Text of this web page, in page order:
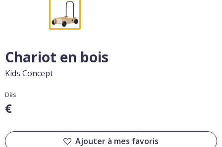
Chariot en bois
Kids Concept
Dès
€
Ajouter à mes favoris